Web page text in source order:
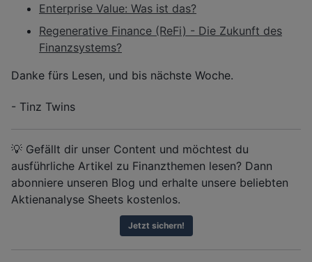
Enterprise Value: Was ist das?
Regenerative Finance (ReFi) - Die Zukunft des
Finanzsystems?
Danke fürs Lesen, und bis nächste Woche.
- Tinz Twins
💡 Gefällt dir unser Content und möchtest du
ausführliche Artikel zu Finanzthemen lesen? Dann
abonniere unseren Blog und erhalte unsere beliebten
Aktienanalyse Sheets kostenlos.
Jetzt sichern!